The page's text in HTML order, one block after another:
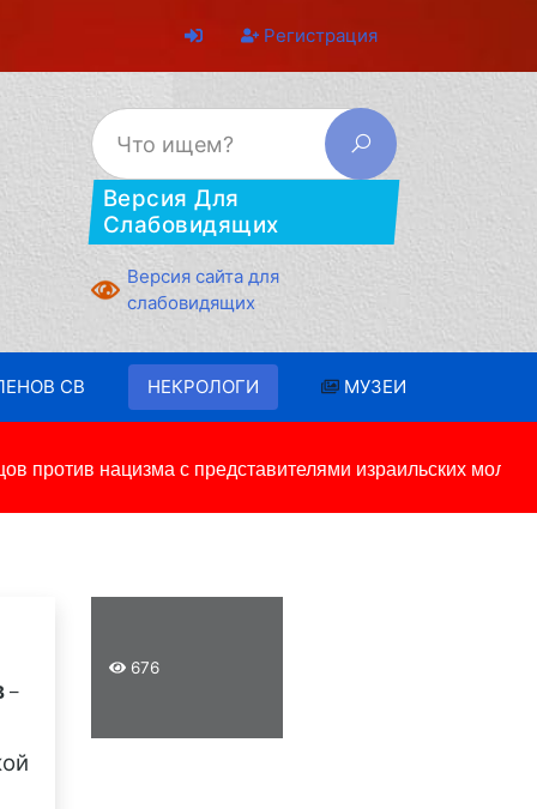
Регистрация
Версия Для
Слабовидящих
Версия сайта для
слабовидящих
СВ НЕКРОЛОГИ МУЗЕИ
нацизма с представителями израильских
–
676